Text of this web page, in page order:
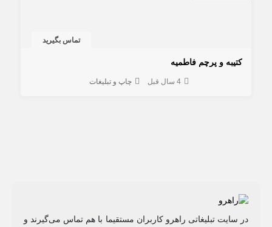
تماس بگیرید
کتیبه و پرچم فاطمیه
4 سال قبل چاپ و تبلیغات
در سایت تبلیغاتی راهرو کاربران مستقیما با هم تماس می‌گیرند و